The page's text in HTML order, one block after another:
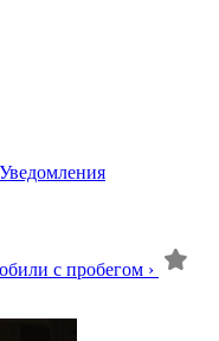
Уведомления
с пробегом ›